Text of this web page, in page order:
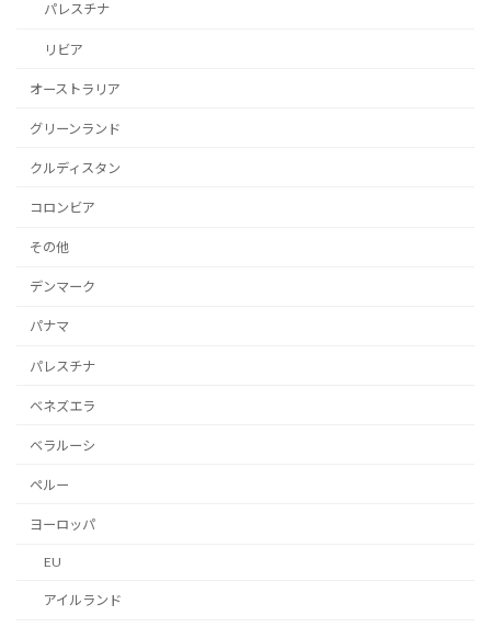
パレスチナ
リビア
オーストラリア
グリーンランド
クルディスタン
コロンビア
その他
デンマーク
パナマ
パレスチナ
ベネズエラ
ベラルーシ
ペルー
ヨーロッパ
EU
アイルランド